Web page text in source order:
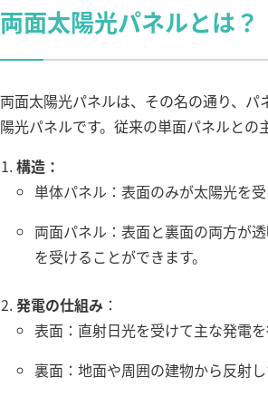
両面太陽光パネルとは？
両面太陽光パネルは、その名の通り、
陽光パネルです。従来の単面パネルとの
構造：
単体パネル：表面のみが太陽光を
両面パネル：表面と裏面の両方が
を受けることができます。
発電の仕組み ：
表面：直射日光を受けて主な発電
裏面：地面や周囲の建物から反射